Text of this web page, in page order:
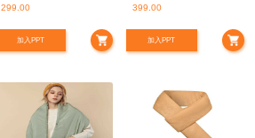
299.00
加入PPT
399.00
加入PPT